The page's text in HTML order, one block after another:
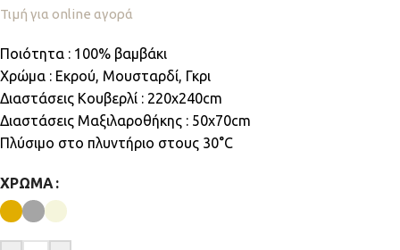
Τιμή για online αγορά
Ποιότητα : 100% βαμβάκι
Χρώμα : Εκρού, Μουσταρδί, Γκρι
Διαστάσεις Κουβερλί : 220x240cm
Διαστάσεις Μαξιλαροθήκης : 50x70cm
Πλύσιμο στο πλυντήριο στους 30°C
ΧΡΏΜΑ